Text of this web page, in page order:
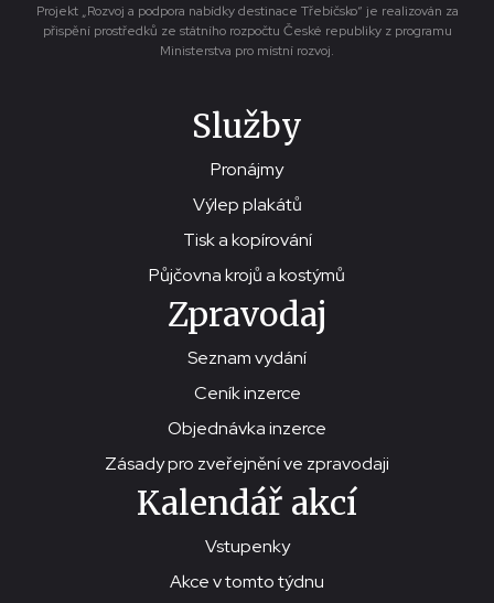
Projekt „Rozvoj a podpora nabídky destinace Třebíčsko“ je realizován za
přispění prostředků ze státního rozpočtu České republiky z programu
Ministerstva pro místní rozvoj.
Služby
Pronájmy
Výlep plakátů
Tisk a kopírování
Půjčovna krojů a kostýmů
Zpravodaj
Seznam vydání
Ceník inzerce
Objednávka inzerce
Zásady pro zveřejnění ve zpravodaji
Kalendář akcí
Vstupenky
Akce v tomto týdnu